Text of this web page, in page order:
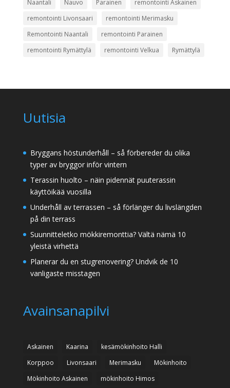
Naantali Nauvo Parainen
remontointi Askainen
remontointi Livonsaari
remontointi Merimasku
Remontointi Naantali
remontointi Parainen
remontointi Rymättylä
remontointi Velkua Rymättylä
Uutisia
Bryggans höstunderhåll – så förbereder du olika
typer av bryggor inför vintern
Terassin huolto – näin pidennät puuterassin
käyttöikää vuosilla
Underhåll av terrassen – så förlänger du livslängden
på din terrass
Suunnitteletko mökkiremonttia? Vältä nämä 10
yleistä virhettä
Planerar du en stugrenovering? Undvik de 10
vanligaste misstagen
Avainsanapilvi
Askainen Kaarina
kesämökinhoito Halli
Korppoo
Livonsaari Merimasku
Mökinhoito
Mökinhoito Askainen
mökinhoito Himos